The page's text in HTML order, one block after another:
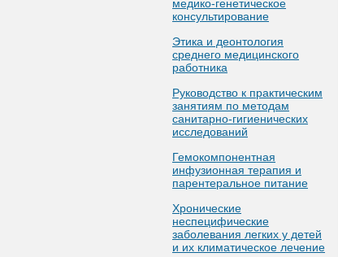
медико-генетическое
консультирование
Этика и деонтология
среднего медицинского
работника
Руководство к практическим
занятиям по методам
санитарно-гигиенических
исследований
Гемокомпонентная
инфузионная терапия и
парентеральное питание
Хронические
неспецифические
заболевания легких у детей
и их климатическое лечение